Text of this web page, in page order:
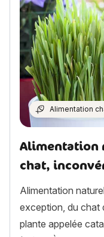
Alimentation
Alimentation
chat,
Alimentation
exception, du chat
plante appelée